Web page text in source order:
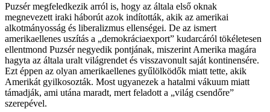
Puzsér megfeledkezik arról is, hogy az általa első oknak
megnevezett iraki háborút azok indították, akik az amerikai
alkotmányosság és liberalizmus ellenségei. De az ismert
amerikaellenes uszítás a „demokráciaexport” kudarcáról tökéletesen
ellentmond Puzsér negyedik pontjának, miszerint Amerika magára
hagyta az általa uralt világrendet és visszavonult saját kontinensére.
Ezt éppen az olyan amerikaellenes gyűlölködők miatt tette, akik
Amerikát gyilkosozták. Most ugyanezek a hatalmi vákuum miatt
támadják, ami utána maradt, mert feladott a „világ csendőre”
szerepével.